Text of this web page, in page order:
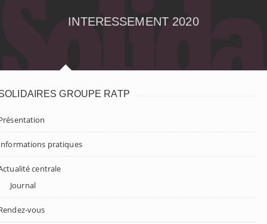
INTERESSEMENT 2020
GROUPE RATP
pratiques
centrale
Journal
vous